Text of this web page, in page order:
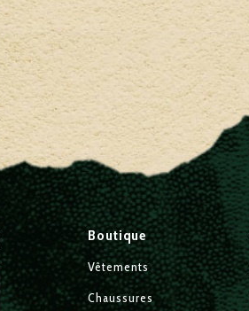
Boutique
Vêtements
Chaussures